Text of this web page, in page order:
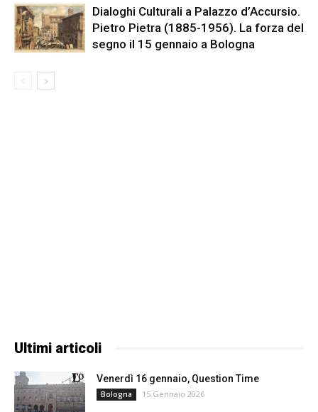
Dialoghi Culturali a Palazzo d’Accursio.
Pietro Pietra (1885-1956). La forza del
segno il 15 gennaio a Bologna
Ultimi articoli
Venerdì 16 gennaio, Question Time
Bologna 15 Gennaio 2026